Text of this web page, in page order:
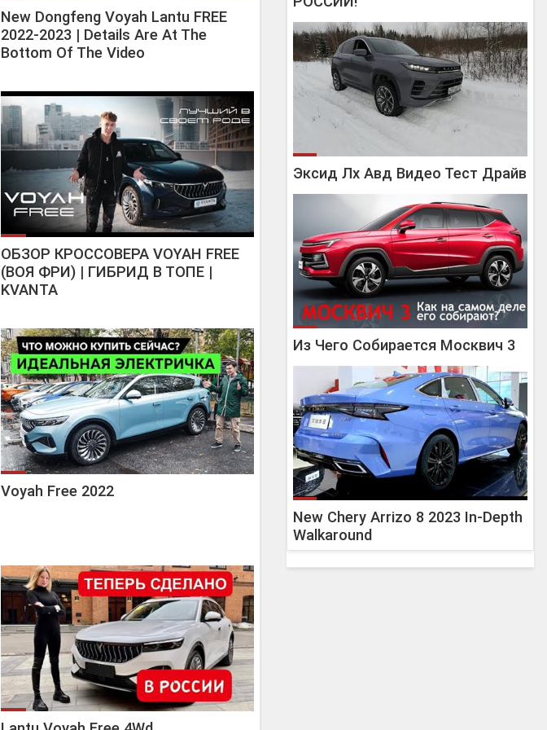
New Dongfeng Voyah Lantu FREE
2022-2023 | Details Are At The
Bottom Of The Video
ОБЗОР КРОССОВЕРА VOYAH FREE
(ВОЯ ФРИ) | ГИБРИД В ТОПЕ |
KVANTA
Voyah Free 2022
Эксид Лх Авд Видео Тест Драйв
Из Чего Собирается Москвич 3
New Chery Arrizo 8 2023 In-Depth
Walkaround